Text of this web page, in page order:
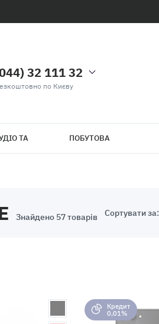
32 111 32
по Києву
ТА ПОБУТОВА
Знайдено 57 товарів Сортувати за:
Кредит
0,01%